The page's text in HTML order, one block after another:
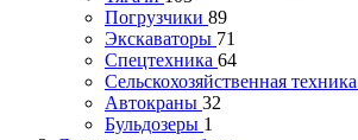
Погрузчики 89
Экскаваторы 71
Спецтехника 64
Сельскохозяйственная техника
Автокраны 32
Бульдозеры 1